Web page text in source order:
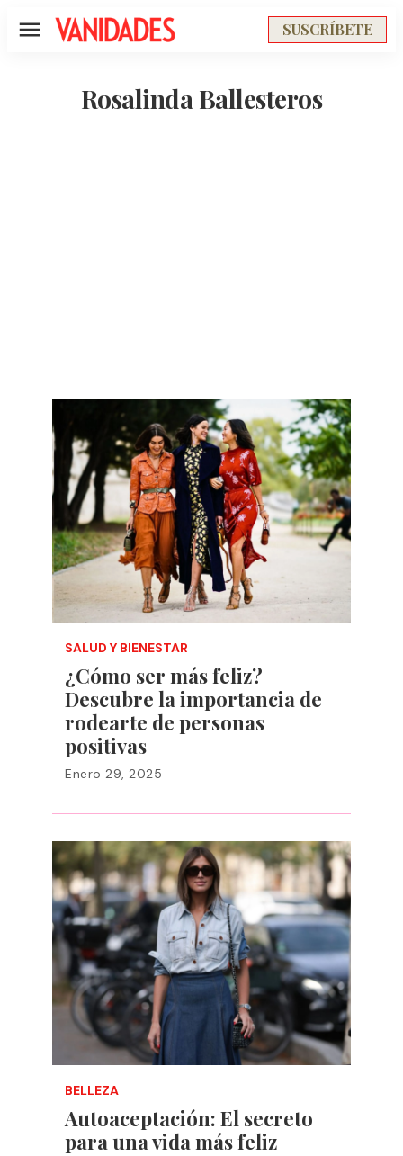
Menú SUSCRÍBETE
Rosalinda Ballesteros
SALUD Y BIENESTAR
¿Cómo ser más feliz?
Descubre la importancia de
rodearte de personas
positivas
Enero 29, 2025
BELLEZA
Autoaceptación: El secreto
para una vida más feliz